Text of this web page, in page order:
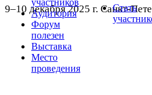
9–10 декабря 2025 г. Санкт-
участников
Аудитория
Форум
полезен
Выставка
Место
проведения
Стать